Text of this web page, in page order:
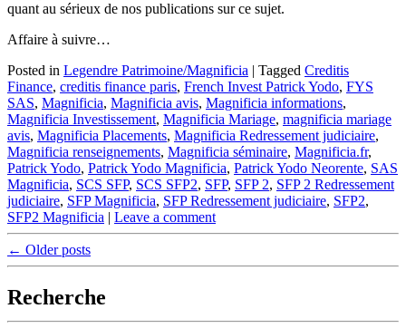
quant au sérieux de nos publications sur ce sujet.
Affaire à suivre…
Posted in Legendre Patrimoine/Magnificia | Tagged Creditis
Finance, creditis finance paris, French Invest Patrick Yodo, FYS
SAS, Magnificia, Magnificia avis, Magnificia informations,
Magnificia Investissement, Magnificia Mariage, magnificia mariage
avis, Magnificia Placements, Magnificia Redressement judiciaire,
Magnificia renseignements, Magnificia séminaire, Magnificia.fr,
Patrick Yodo, Patrick Yodo Magnificia, Patrick Yodo Neorente, SAS
Magnificia, SCS SFP, SCS SFP2, SFP, SFP 2, SFP 2 Redressement
judiciaire, SFP Magnificia, SFP Redressement judiciaire, SFP2,
SFP2 Magnificia | Leave a comment
Post
navigation
← Older posts
Recherche